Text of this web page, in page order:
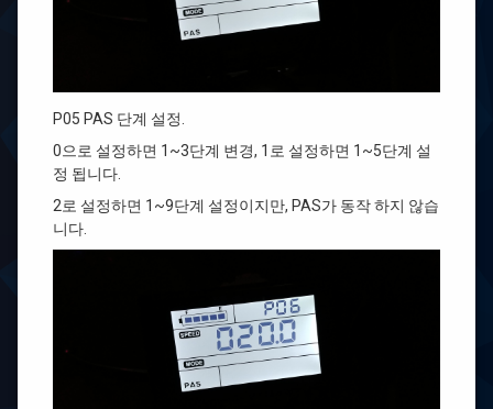
P05 PAS 단계 설정.
0으로 설정하면 1~3단계 변경, 1로 설정하면 1~5단계 설
정 됩니다.
2로 설정하면 1~9단계 설정이지만, PAS가 동작 하지 않습
니다.